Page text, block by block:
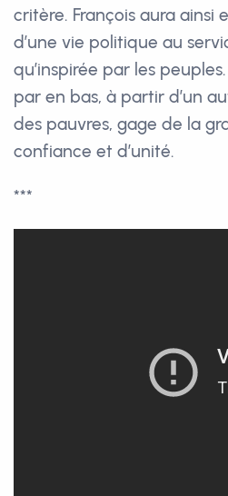
critère. François aura ainsi
d’une vie politique au
qu’inspirée par les
par en bas, à partir d’un
des pauvres, gage de la
confiance et d’unité.
***